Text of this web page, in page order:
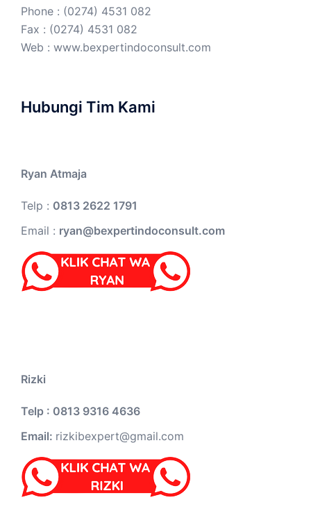
Phone : (0274) 4531 082
Fax : (0274) 4531 082
Web : www.bexpertindoconsult.com
Hubungi Tim Kami
Ryan Atmaja
Telp : 0813 2622 1791
Email : ryan@bexpertindoconsult.com
Rizki
Telp : 0813 9316 4636
Email: rizkibexpert@gmail.com